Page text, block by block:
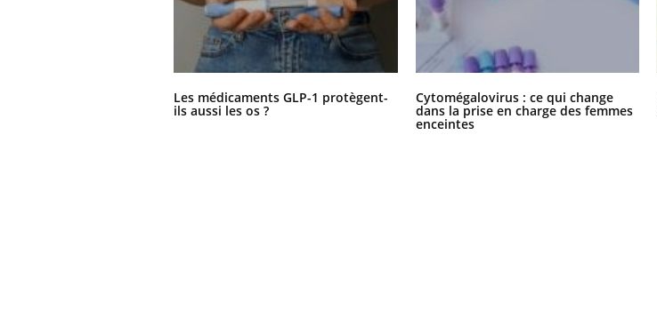
Les médicaments GLP-1 protègent-
ils aussi les os ?
Cytomégalovirus : ce qui change
dans la prise en charge des femmes
enceintes